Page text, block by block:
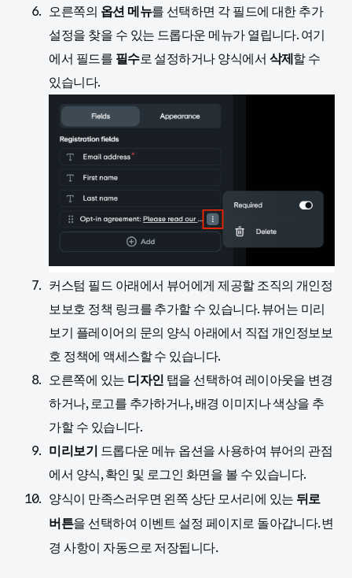
오른쪽의 옵션 메뉴를 선택하면 각 필드에 대한 추가
설정을 찾을 수 있는 드롭다운 메뉴가 열립니다. 여기
에서 필드를필수로 설정하거나 양식에서삭제할 수
있습니다.
커스텀 필드 아래에서 뷰어에게 제공할 조직의 개인정
보보호 정책 링크를 추가할 수 있습니다. 뷰어는 미리
보기 플레이어의 문의 양식 아래에서 직접 개인정보보
호 정책에 액세스할 수 있습니다.
오른쪽에 있는디자인탭을 선택하여 레이아웃을 변경
하거나, 로고를 추가하거나, 배경 이미지나 색상을 추
가할 수 있습니다.
미리보기드롭다운 메뉴 옵션을 사용하여 뷰어의 관점
에서 양식, 확인 및 로그인 화면을 볼 수 있습니다.
양식이 만족스러우면 왼쪽 상단 모서리에 있는 뒤로
버튼을 선택하여 이벤트 설정 페이지로 돌아갑니다.변
경 사항이 자동으로 저장됩니다.